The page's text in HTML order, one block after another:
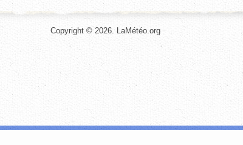
Copyright © 2026. LaMétéo.org